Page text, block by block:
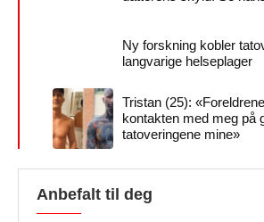
Ny forskning kobler
langvarige helseplager
Tristan (25):
kontakten med meg på
tatoveringene mine»
Anbefalt til deg